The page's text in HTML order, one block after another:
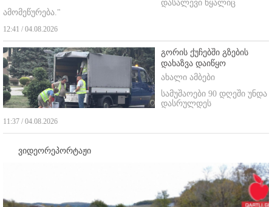
დასალევი წყალიც
ამომეწურება."
12:41 / 04.08.2026
გორის ქუჩებში გზების
დახაზვა დაიწყო
ახალი ამბები
სამუშაოები 90 დღეში უნდა
დასრულდეს
11:37 / 04.08.2026
ვიდეორეპორტაჟი